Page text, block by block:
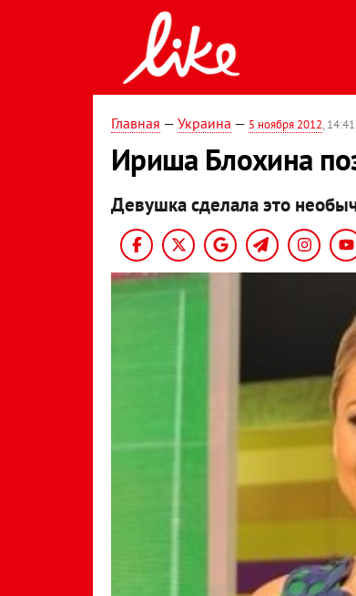
Главная — Украина — 5 ноября 2012, 14:41
Ириша Блохина
Девушка сделала это